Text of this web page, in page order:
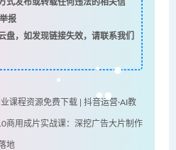
式发布或转载任何违法的相关信
报
，如发现链接失效，请联系我们
课程资源免费下载 | 抖音运营·AI教
商用成片实战课：深挖广告大片制作
地